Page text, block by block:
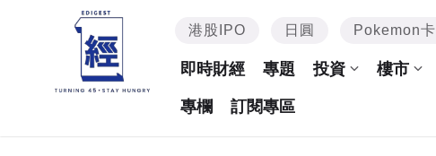
港股IPO 日圓 Pokemon卡
即時財經 專題 投資 樓市
專欄 訂閱專區